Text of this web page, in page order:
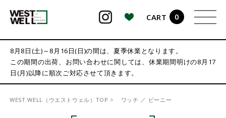
CART
0
8月8日(土)～8月16日(日)の間は、夏季休業となります。
この期間の出荷、お問い合わせに関しては、休業期間明けの8月17
日(月)以降に順次ご対応させて頂きます。
WEST WELL（ウエストウェル）TOP ワッチ ／ ビーニー